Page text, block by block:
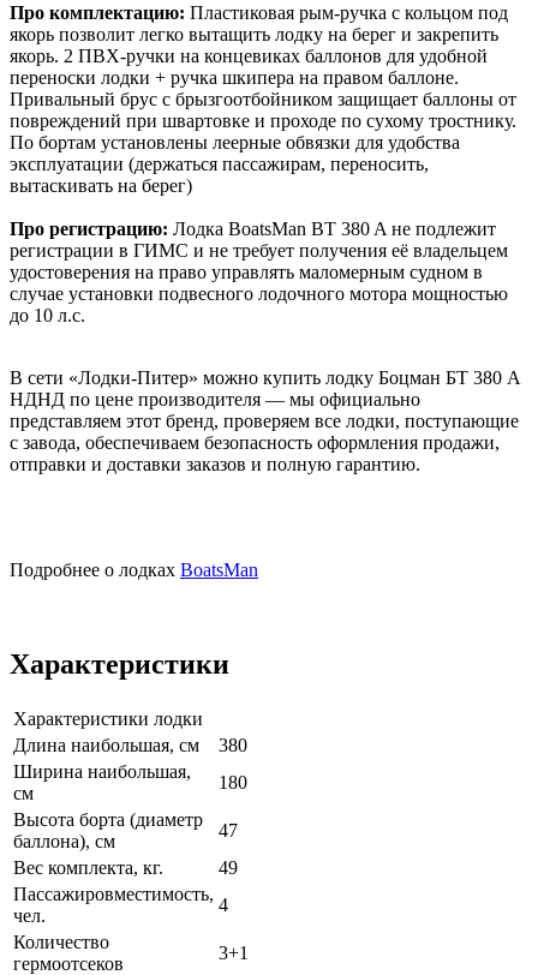
Про комплектацию: Пластиковая рым-ручка с кольцом под
якорь позволит легко вытащить лодку на берег и закрепить
якорь. 2 ПВХ-ручки на концевиках баллонов для удобной
переноски лодки + ручка шкипера на правом баллоне.
Привальный брус с брызгоотбойником защищает баллоны от
повреждений при швартовке и проходе по сухому тростнику.
По бортам установлены леерные обвязки для удобства
эксплуатации (держаться пассажирам, переносить,
вытаскивать на берег)
Про регистрацию: Лодка BoatsMan BT 380 A не подлежит
регистрации в ГИМС и не требует получения её владельцем
удостоверения на право управлять маломерным судном в
случае установки подвесного лодочного мотора мощностью
до 10 л.с.
В сети «Лодки-Питер» можно купить лодку Боцман БТ 380 А
НДНД по цене производителя — мы официально
представляем этот бренд, проверяем все лодки, поступающие
с завода, обеспечиваем безопасность оформления продажи,
отправки и доставки заказов и полную гарантию.
Подробнее о лодках BoatsMan
Характеристики
Характеристики лодки
Длина наибольшая, см
380
Ширина наибольшая,
см
180
Высота борта (диаметр
баллона), см
47
Вес комплекта, кг.
49
Пассажировместимость,
чел.
4
Количество
гермоотсеков
3+1